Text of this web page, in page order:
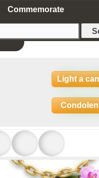
Commemorate
Light a